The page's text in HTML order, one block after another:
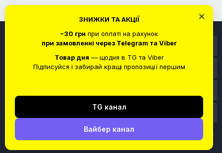
×
ЗНИЖКИ ТА АКЦІЇ
−30 грн при оплаті на рахунок
при замовленні через Telegram та Viber
Товар дня — щодня в TG та Viber
Підписуйся і забирай кращі пропозиції першим
TG канал
Вайбер канал
Інформація
Служба підтримки
Контакти